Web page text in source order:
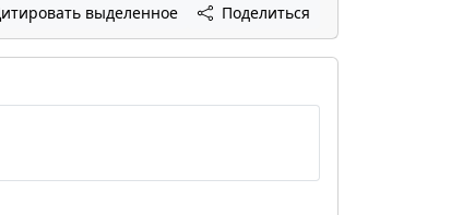
выделенное Поделиться